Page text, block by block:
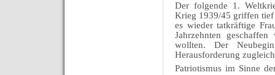
Der folgende 1.
Krieg 1939/45 griffen tief
es wieder tatkräftige
Jahrzehnten
wollten. Der
Herausforderung
Patriotismus im Sinne